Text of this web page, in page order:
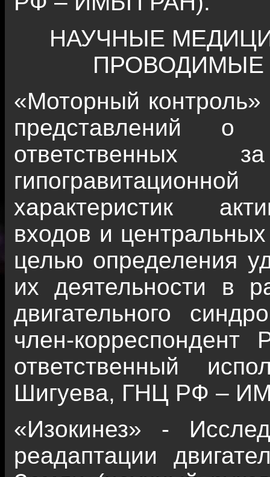
НАУЧНЫЕ
ПРОВОДИМЫЕ
«Моторный
представлений о
ответственных
характеристик
входов и
целью определения
их деятельности в
двигательного
член-
ответственный
Шигуева, ГНЦ РФ –
«Изокинез» -
реадаптации